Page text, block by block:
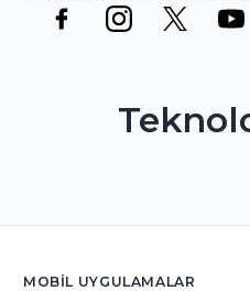
MOBIL UYGULAMALAR